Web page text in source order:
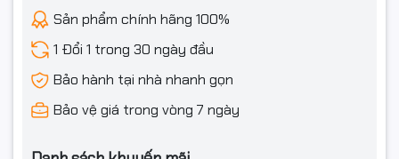
Sản phẩm chính hãng 100%
1 Đổi 1 trong 30 ngày đầu
Bảo hành tại nhà nhanh gọn
Bảo vệ giá trong vòng 7 ngày